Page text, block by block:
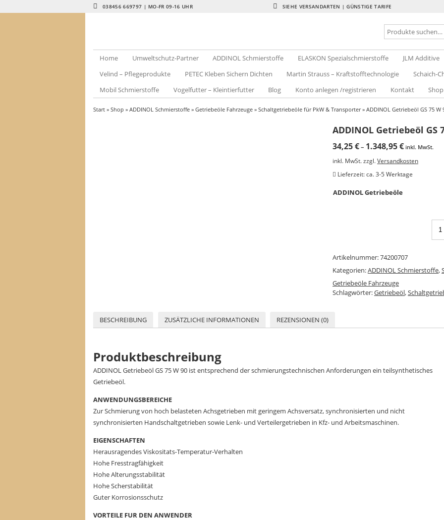
038456 669797 | MO-FR 09-16 UHR SIEHE VERSANDARTEN | GÜNSTIGE TARIFE
Home Umweltschutz-Partner ADDINOL Schmierstoffe ELASKON Spezialschmierstoffe JLM Additive
Velind – Pflegeprodukte
PETEC Kleben Sichern Dichten Martin Strauss – Kraftstofftechnologie
Schaich-
Mobil Schmierstoffe
Vogelfutter – Kleintierfutter Blog Konto anlegen /registrieren Kontakt Shop
Start » Shop » ADDINOL Schmierstoffe » Getriebeöle Fahrzeuge » Schaltgetriebeöle für PkW & Transporter» ADDINOL Getriebeöl GS 75 W
ADDINOL Getriebeöl GS
34,25€– 1.348,95€ inkl. MwSt.
inkl. MwSt. zzgl. Versandkosten
Lieferzeit:ca. 3-5 Werktage
ADDINOL Getriebeöle
Artikelnummer:74200707
Kategorien:ADDINOL Schmierstoffe,
Getriebeöle Fahrzeuge
Schlagwörter:Getriebeöl,
BESCHREIBUNG ZUSÄTZLICHE INFORMATIONEN REZENSIONEN (0)
Produktbeschreibung
ADDINOL Getriebeöl GS 75 W 90 ist entsprechend der schmierungstechnischen Anforderungen ein teilsynthetisches
Getriebeöl.
ANWENDUNGSBEREICHE
Zur Schmierung von hoch belasteten Achsgetrieben mit geringem Achsversatz, synchronisierten und nicht
synchronisierten Handschaltgetrieben sowie Lenk- und Verteilergetrieben in Kfz- und Arbeitsmaschinen.
EIGENSCHAFTEN
Herausragendes Viskositats-Temperatur-Verhalten
Hohe Fresstragfähigkeit
Hohe Alterungsstabilität
Hohe Scherstabilität
Guter Korrosionsschutz
VORTEILE FUR DEN ANWENDER